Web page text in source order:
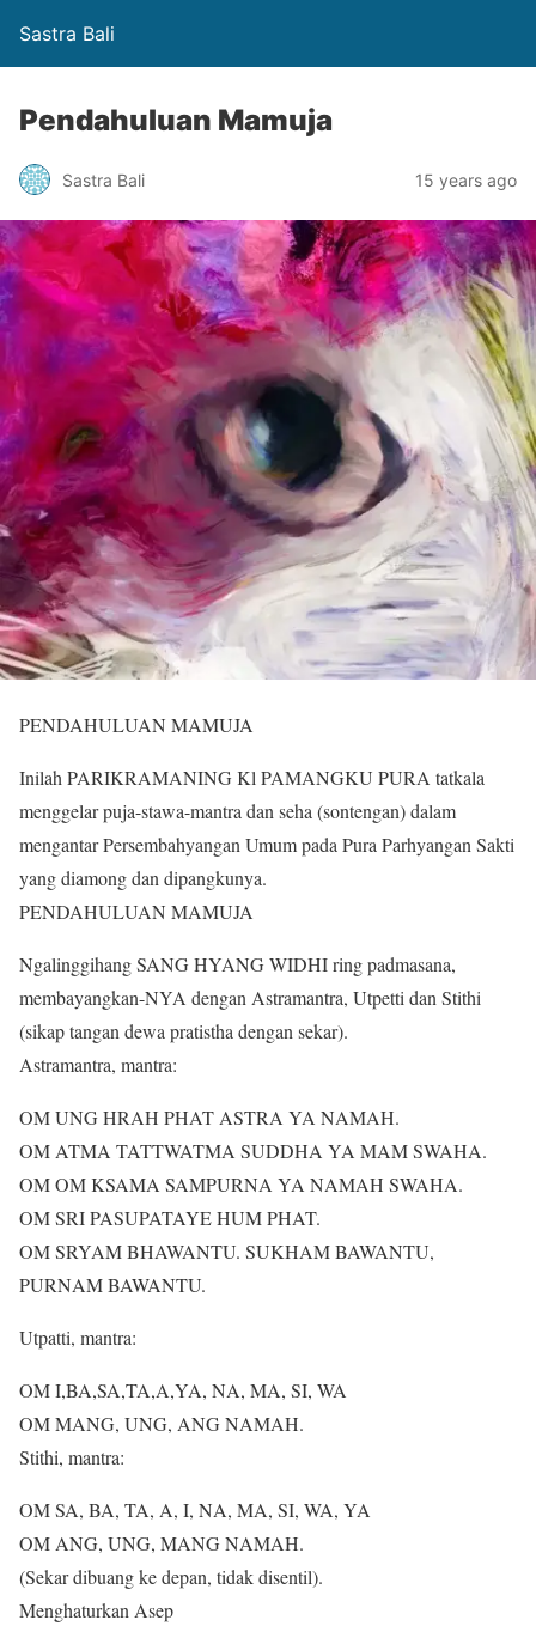
Sastra Bali
Pendahuluan Mamuja
Sastra Bali 15 years ago
PENDAHULUAN MAMUJA
Inilah PARIKRAMANING Kl PAMANGKU PURA tatkala
menggelar puja-stawa-mantra dan seha (sontengan) dalam
mengantar Persembahyangan Umum pada Pura Parhyangan Sakti
yang diamong dan dipangkunya.
PENDAHULUAN MAMUJA
Ngalinggihang SANG HYANG WIDHI ring padmasana,
membayangkan-NYA dengan Astramantra, Utpetti dan Stithi
(sikap tangan dewa pratistha dengan sekar).
Astramantra, mantra:
OM UNG HRAH PHAT ASTRA YA NAMAH.
OM ATMA TATTWATMA SUDDHA YA MAM SWAHA.
OM OM KSAMA SAMPURNA YA NAMAH SWAHA.
OM SRI PASUPATAYE HUM PHAT.
OM SRYAM BHAWANTU. SUKHAM BAWANTU,
PURNAM BAWANTU.
Utpatti, mantra:
OM I,BA,SA,TA,A,YA, NA, MA, SI, WA
OM MANG, UNG, ANG NAMAH.
Stithi, mantra:
OM SA, BA, TA, A, I, NA, MA, SI, WA, YA
OM ANG, UNG, MANG NAMAH.
(Sekar dibuang ke depan, tidak disentil).
Menghaturkan Asep